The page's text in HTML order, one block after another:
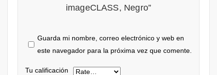
imageCLASS, Negro”
Guarda mi nombre, correo electrónico y web en
este navegador para la próxima vez que comente.
Tu calificación